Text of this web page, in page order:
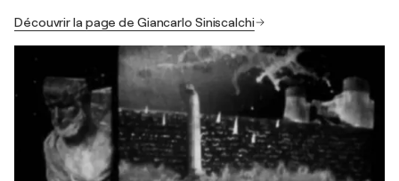
Découvrir la page de Giancarlo Siniscalchi